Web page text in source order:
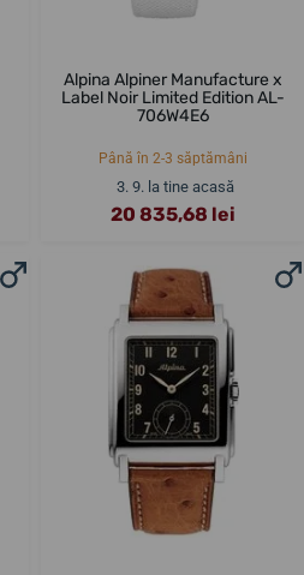
Alpina Alpiner Manufacture x
Label Noir Limited Edition AL-
706W4E6
Până în 2-3 săptămâni
3. 9. la tine acasă
20 835,68 lei